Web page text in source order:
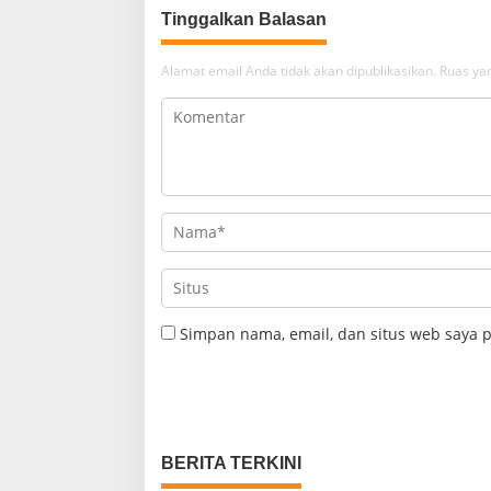
Tinggalkan Balasan
Alamat email Anda tidak akan dipublikasikan. Ruas
Simpan nama, email, dan situs web
BERITA TERKINI